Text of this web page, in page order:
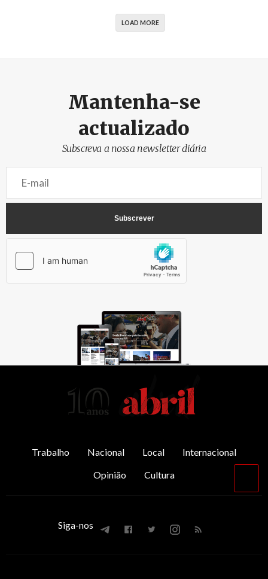
LOAD MORE
Mantenha-se
actualizado
Subscreva a nossa newsletter diária
Trabalho Nacional Local
Internacional
Opinião
Cultura
Siga-nos